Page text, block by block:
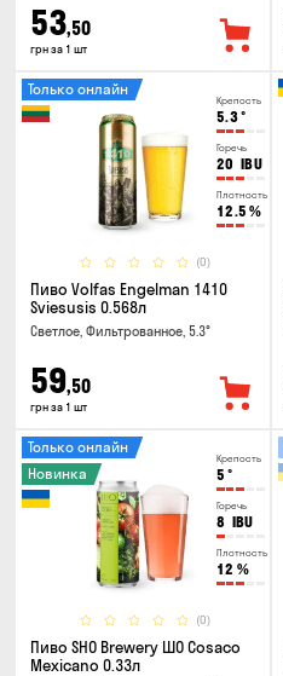
53,50
грн за 1 шт
Крепость
5.3°
Горечь
20 IBU
Плотность
12.5 %
(0)
Только онлайн
Пиво Volfas Engelman 1410
Sviesusis 0.568л
Светлое, Фильтрованное, 5.3°
59,50
грн за 1 шт
Крепость
5 °
Горечь
8 IBU
Плотность
12 %
(0)
Только онлайн
Новинка
Пиво SHO Brewery ШО Cosaco
Mexicano 0.33л